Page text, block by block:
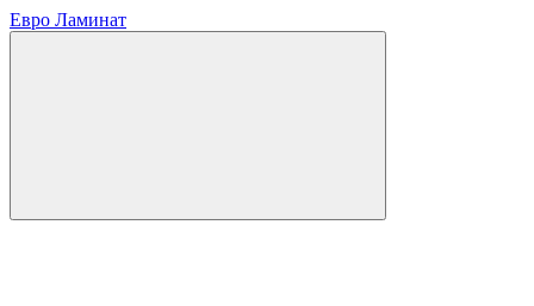
Евро Ламинат